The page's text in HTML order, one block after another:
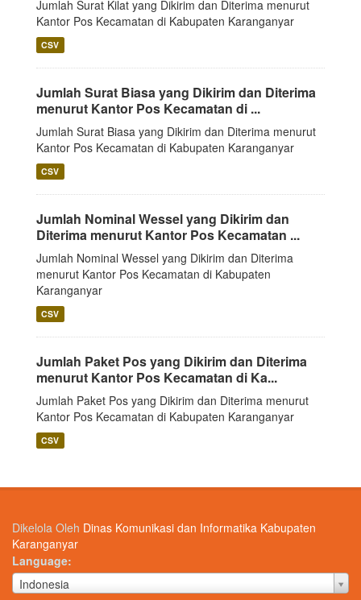
Jumlah Surat Kilat yang Dikirim dan Diterima menurut
Kantor Pos Kecamatan di Kabupaten Karanganyar
CSV
Jumlah Surat Biasa yang Dikirim dan Diterima
menurut Kantor Pos Kecamatan di ...
Jumlah Surat Biasa yang Dikirim dan Diterima menurut
Kantor Pos Kecamatan di Kabupaten Karanganyar
CSV
Jumlah Nominal Wessel yang Dikirim dan
Diterima menurut Kantor Pos Kecamatan ...
Jumlah Nominal Wessel yang Dikirim dan Diterima
menurut Kantor Pos Kecamatan di Kabupaten
Karanganyar
CSV
Jumlah Paket Pos yang Dikirim dan Diterima
menurut Kantor Pos Kecamatan di Ka...
Jumlah Paket Pos yang Dikirim dan Diterima menurut
Kantor Pos Kecamatan di Kabupaten Karanganyar
CSV
Dikelola Oleh Dinas Komunikasi dan Informatika Kabupaten
Karanganyar
Language
Indonesia
Language